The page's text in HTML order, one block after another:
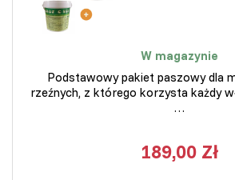
W magazynie
Podstawowy pakiet paszowy dla
rzeźnych, z którego korzysta każdy
…
189,00 Zł